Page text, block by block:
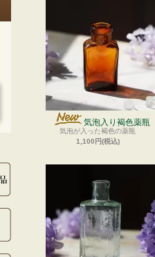
気泡入り褐色薬瓶
気泡が入った褐色の薬瓶
1,100円(税込)